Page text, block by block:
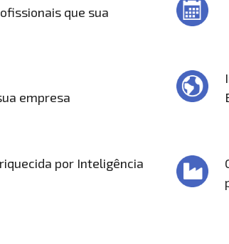
que sua
empresa
por Inteligência